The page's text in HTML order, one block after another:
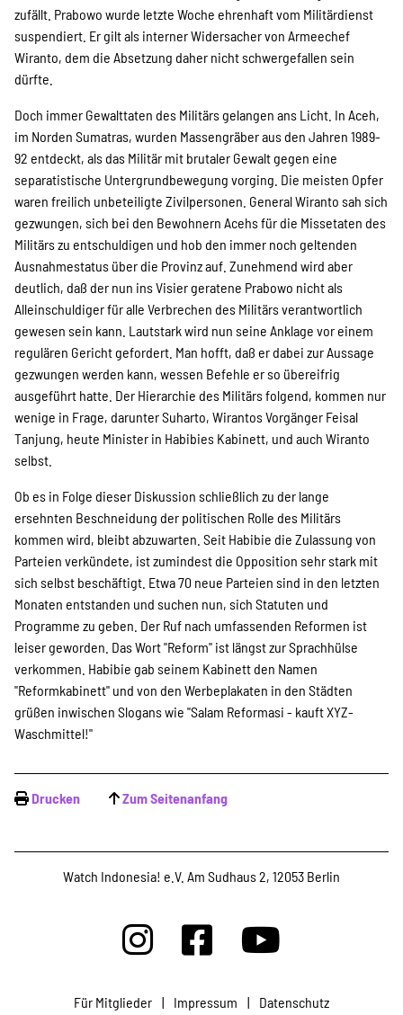
zufällt. Prabowo wurde letzte Woche ehrenhaft vom Militärdienst
suspendiert. Er gilt als interner Widersacher von Armeechef
Wiranto, dem die Absetzung daher nicht schwergefallen sein
dürfte.
Doch immer Gewalttaten des Militärs gelangen ans Licht. In Aceh,
im Norden Sumatras, wurden Massengräber aus den Jahren 1989-
92 entdeckt, als das Militär mit brutaler Gewalt gegen eine
separatistische Untergrundbewegung vorging. Die meisten Opfer
waren freilich unbeteiligte Zivilpersonen. General Wiranto sah sich
gezwungen, sich bei den Bewohnern Acehs für die Missetaten des
Militärs zu entschuldigen und hob den immer noch geltenden
Ausnahmestatus über die Provinz auf. Zunehmend wird aber
deutlich, daß der nun ins Visier geratene Prabowo nicht als
Alleinschuldiger für alle Verbrechen des Militärs verantwortlich
gewesen sein kann. Lautstark wird nun seine Anklage vor einem
regulären Gericht gefordert. Man hofft, daß er dabei zur Aussage
gezwungen werden kann, wessen Befehle er so übereifrig
ausgeführt hatte. Der Hierarchie des Militärs folgend, kommen nur
wenige in Frage, darunter Suharto, Wirantos Vorgänger Feisal
Tanjung, heute Minister in Habibies Kabinett, und auch Wiranto
selbst.
Ob es in Folge dieser Diskussion schließlich zu der lange
ersehnten Beschneidung der politischen Rolle des Militärs
kommen wird, bleibt abzuwarten. Seit Habibie die Zulassung von
Parteien verkündete, ist zumindest die Opposition sehr stark mit
sich selbst beschäftigt. Etwa 70 neue Parteien sind in den letzten
Monaten entstanden und suchen nun, sich Statuten und
Programme zu geben. Der Ruf nach umfassenden Reformen ist
leiser geworden. Das Wort "Reform" ist längst zur Sprachhülse
verkommen. Habibie gab seinem Kabinett den Namen
"Reformkabinett" und von den Werbeplakaten in den Städten
grüßen inwischen Slogans wie "Salam Reformasi - kauft XYZ-
Waschmittel!"
Drucken Zum Seitenanfang
Watch Indonesia! e.V. Am Sudhaus 2, 12053 Berlin
Für Mitglieder | Impressum | Datenschutz